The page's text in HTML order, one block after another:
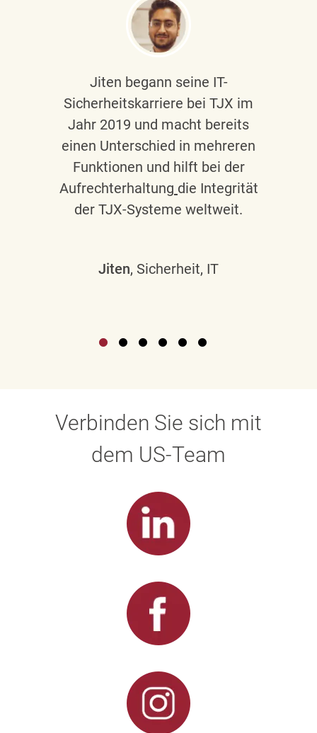
Jiten begann seine IT-
Sicherheitskarriere bei TJX im
Jahr 2019 und macht bereits
einen Unterschied in mehreren
Funktionen und hilft bei der
Aufrechterhaltung die Integrität
der TJX-Systeme weltweit.
Jiten, Sicherheit, IT
Verbinden Sie sich mit
dem US-Team